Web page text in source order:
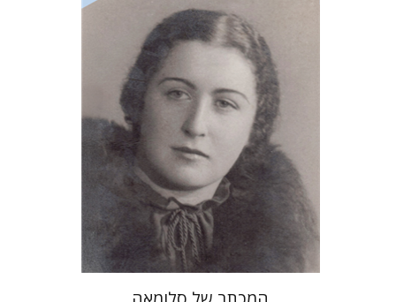
הנחת אתר ספר מודפס
$46
$41